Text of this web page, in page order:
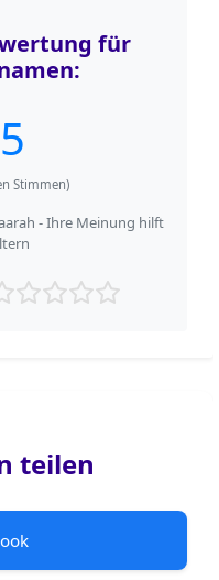
für
Stimmen)
- Ihre Meinung hilft
teilen